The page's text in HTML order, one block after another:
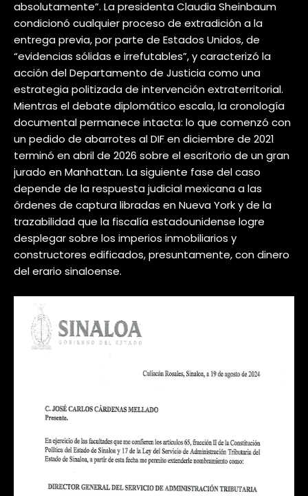
absolutamente”. La presidenta Claudia Sheinbaum
condicionó cualquier proceso de extradición a la
entrega previa, por parte de Estados Unidos, de
“evidencias sólidas e irrefutables”, y caracterizó la
acción del Departamento de Justicia como una
estrategia politizada de intervención extraterritorial.
Mientras el debate diplomático escala, la cronología
documental permanece intacta: lo que comenzó con
un pedido de abarrotes al DIF en diciembre de 2021
terminó en abril de 2026 sobre el escritorio de un gran
jurado en Manhattan. La siguiente fase del caso
depende de la respuesta judicial mexicana a las
órdenes de captura libradas en Nueva York y de la
trazabilidad que la fiscalía estadounidense logre
desplegar sobre los imperios inmobiliarios y
constructores edificados, presuntamente, con dinero
del erario sinaloense.​​​​​​​​​​​​​​​​